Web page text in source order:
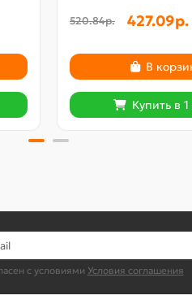
520.84р. 427.09р.
В
Купить в
с условиями Условия соглашения